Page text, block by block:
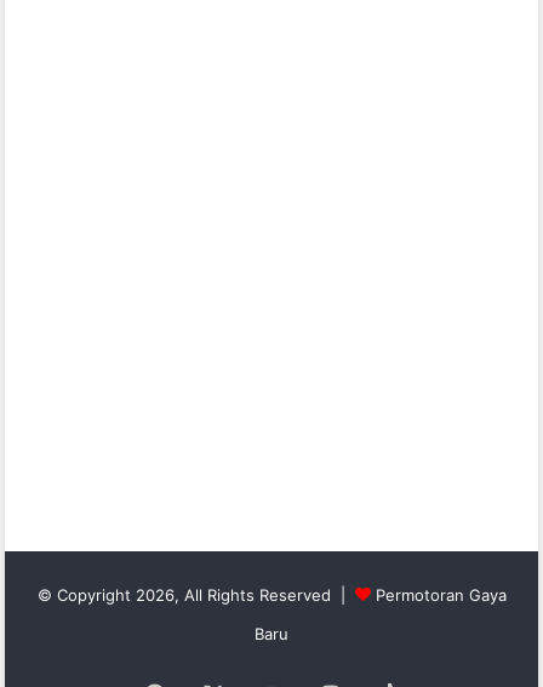
© Copyright 2026, All Rights Reserved |
Permotoran Gaya
Baru